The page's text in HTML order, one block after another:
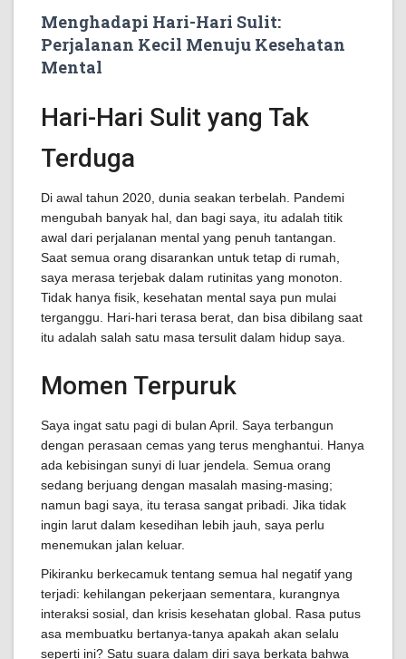
Menghadapi Hari-Hari Sulit:
Perjalanan Kecil Menuju Kesehatan
Mental
Hari-Hari Sulit yang Tak
Terduga
Di awal tahun 2020, dunia seakan terbelah. Pandemi
mengubah banyak hal, dan bagi saya, itu adalah titik
awal dari perjalanan mental yang penuh tantangan.
Saat semua orang disarankan untuk tetap di rumah,
saya merasa terjebak dalam rutinitas yang monoton.
Tidak hanya fisik, kesehatan mental saya pun mulai
terganggu. Hari-hari terasa berat, dan bisa dibilang saat
itu adalah salah satu masa tersulit dalam hidup saya.
Momen Terpuruk
Saya ingat satu pagi di bulan April. Saya terbangun
dengan perasaan cemas yang terus menghantui. Hanya
ada kebisingan sunyi di luar jendela. Semua orang
sedang berjuang dengan masalah masing-masing;
namun bagi saya, itu terasa sangat pribadi. Jika tidak
ingin larut dalam kesedihan lebih jauh, saya perlu
menemukan jalan keluar.
Pikiranku berkecamuk tentang semua hal negatif yang
terjadi: kehilangan pekerjaan sementara, kurangnya
interaksi sosial, dan krisis kesehatan global. Rasa putus
asa membuatku bertanya-tanya apakah akan selalu
seperti ini? Satu suara dalam diri saya berkata bahwa